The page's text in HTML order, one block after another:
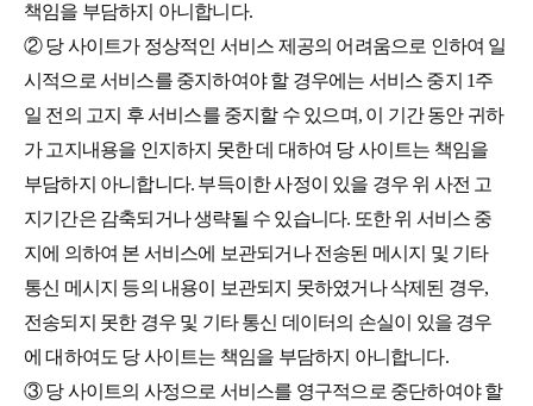
책임을 부담하지 아니합니다.
② 당 사이트가 정상적인 서비스 제공의 어려움으로 인하여 일
시적으로 서비스를 중지하여야 할 경우에는 서비스 중지 1주
일 전의 고지 후 서비스를 중지할 수 있으며, 이 기간 동안 귀하
가 고지내용을 인지하지 못한 데 대하여 당 사이트는 책임을
부담하지 아니합니다. 부득이한 사정이 있을 경우 위 사전 고
지기간은 감축되거나 생략될 수 있습니다. 또한 위 서비스 중
지에 의하여 본 서비스에 보관되거나 전송된 메시지 및 기타
통신 메시지 등의 내용이 보관되지 못하였거나 삭제된 경우,
전송되지 못한 경우 및 기타 통신 데이터의 손실이 있을 경우
에 대하여도 당 사이트는 책임을 부담하지 아니합니다.
③ 당 사이트의 사정으로 서비스를 영구적으로 중단하여야 할